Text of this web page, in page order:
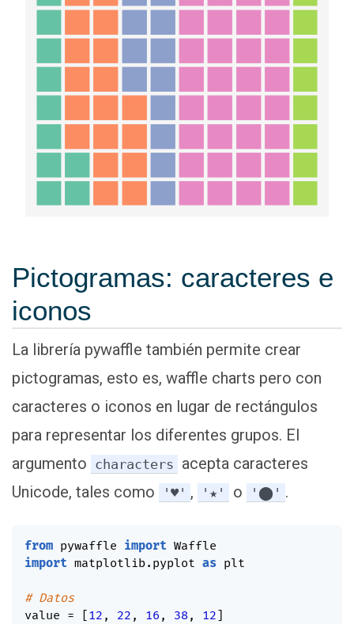
Pictogramas: caracteres e
iconos
La librería pywaffle también permite crear
pictogramas, esto es, waffle charts pero con
caracteres o iconos en lugar de rectángulos
para representar los diferentes grupos. El
argumento characters acepta caracteres
Unicode, tales como
'♥' , '★' o '⬤' .
from pywaffle import
import matplotlib. pyplot as plt
# Datos
value = [12 , 22 , 16 , 38, 12]